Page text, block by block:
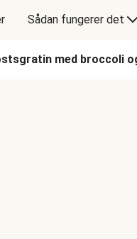
Sådan fungerer det
med broccoli